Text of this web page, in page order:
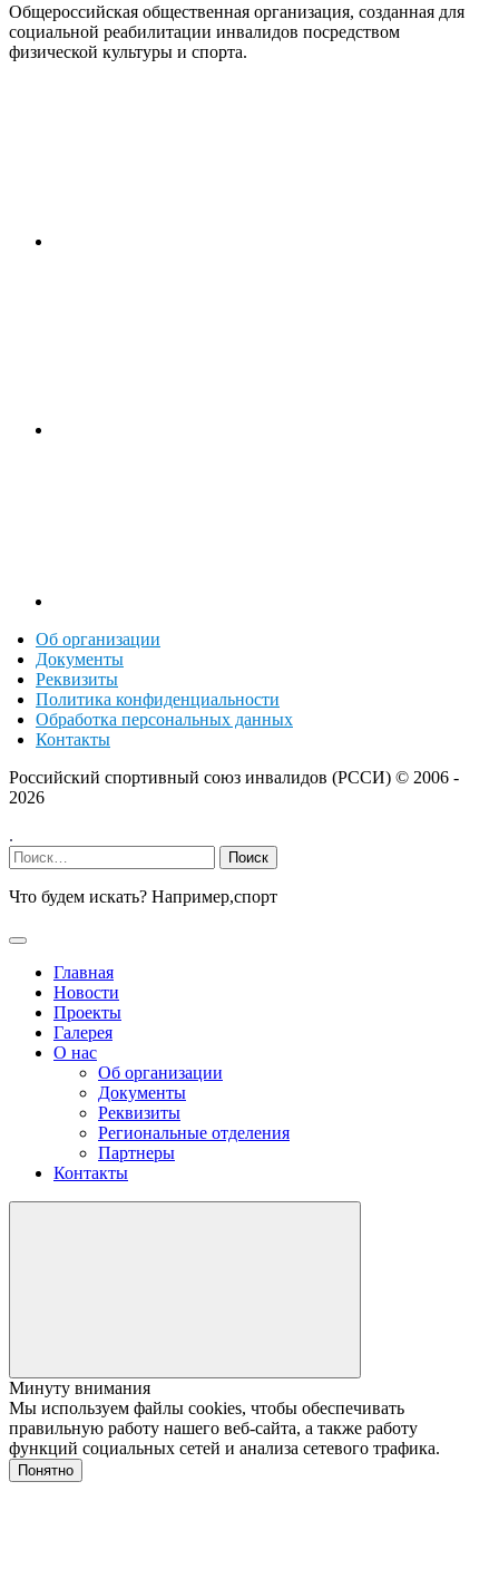
Общероссийская общественная организация, созданная для
социальной реабилитации инвалидов посредством
физической культуры и спорта.
Об организации
Документы
Реквизиты
Политика конфиденциальности
Обработка персональных данных
Контакты
Российский спортивный союз инвалидов (РССИ) © 2006 -
2026
.
Найти:
Что будем искать? Например,спорт
Главная
Новости
Проекты
Галерея
О нас
Об организации
Документы
Реквизиты
Региональные отделения
Партнеры
Контакты
Минуту внимания
Мы используем файлы cookies, чтобы обеспечивать
правильную работу нашего веб-сайта, а также работу
функций социальных сетей и анализа сетевого трафика.
Понятно